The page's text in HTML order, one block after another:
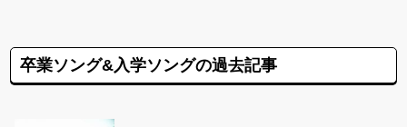
卒業ソング&入学ソングの過去記事